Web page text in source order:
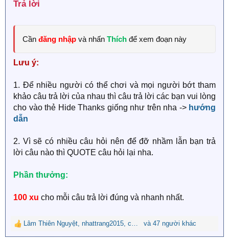
Trả lời​
Cần đăng nhập và nhấn Thích để xem đoạn này
Lưu ý:
1. Để nhiều người có thể chơi và mọi người bớt tham
khảo câu trả lời của nhau thì câu trả lời các bạn vui lòng
cho vào thẻ Hide Thanks giống như trên nha -> hướng
dẫn
2. Vì sẽ có nhiều câu hỏi nên để đỡ nhầm lẫn bạn trả
lời câu nào thì QUOTE câu hỏi lại nha.
Phần thưởng:
100 xu cho mỗi câu trả lời đúng và nhanh nhất.
R
e
Lâm Thiên Nguyệt, nhattrang2015, có ko và 47 người khác